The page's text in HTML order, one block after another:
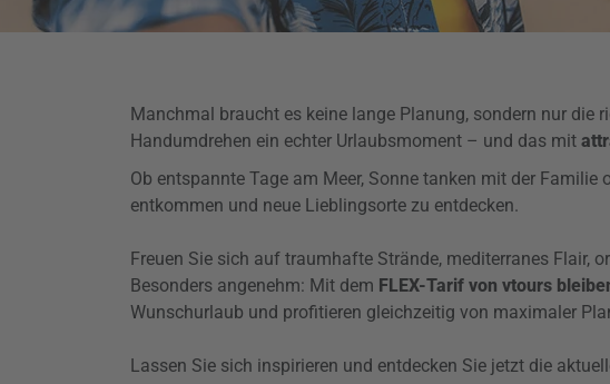
Manchmal braucht es keine lange Planung, sondern nur die
Handumdrehen ein echter Urlaubsmoment – und das mit
Ob entspannte Tage am Meer, Sonne tanken mit der
entkommen und neue Lieblingsorte zu entdecken.
Freuen Sie sich auf traumhafte Strände, mediterranes Flair,
Besonders angenehm: Mit dem FLEX-Tarif von vtours
Wunschurlaub und profitieren gleichzeitig von maximaler
Lassen Sie sich inspirieren und entdecken Sie jetzt die